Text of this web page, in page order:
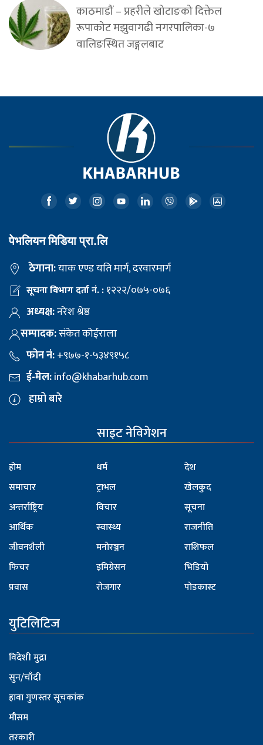
काठमाडौं – प्रहरीले खोटाङको दिक्तेल
रूपाकोट मझुवागढी नगरपालिका-७
वालिङस्थित जङ्गलबाट
पेभलियन मिडिया प्रा.लि
ठेगाना:याक एण्ड यति मार्ग, दरवारमार्ग
सूचना विभाग दर्ता नं. :१२२२/०७५-०७६
अध्यक्ष:नरेश श्रेष्ठ
सम्पादक:संकेत कोईराला
फोन नं:+९७७-१-५३४९१५८
ई-मेल:info@khabarhub.com
हाम्रो बारे
साइट नेविगेशन
होम
समाचार
अन्तर्राष्ट्रिय
आर्थिक
जीवनशैली
फिचर
प्रवास
धर्म
ट्राभल
विचार
स्वास्थ्य
मनोरञ्जन
इमिग्रेसन
रोजगार
देश
खेलकुद
सूचना
राजनीति
राशिफल
भिडियो
पोडकास्ट
युटिलिटिज
विदेशी मुद्रा
सुन/चाँदी
हावा गुणस्तर सूचकांक
मौसम
तरकारी